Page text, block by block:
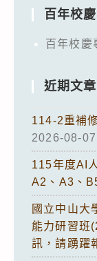
百年校
百年校慶
近期文章
114-2重補
2026-08-07
115年度AI
A2、A3、
國立中山大
能力研習班
訊，請踴躍